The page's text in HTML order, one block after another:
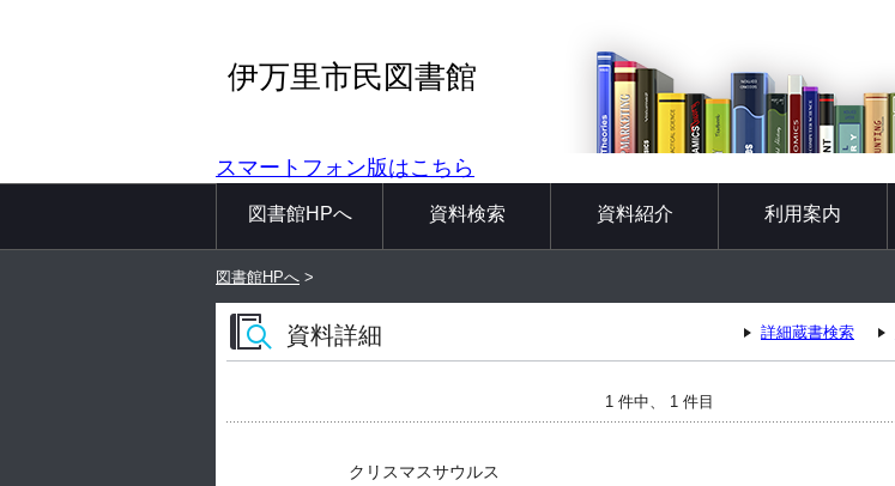
伊万里市民図書館
スマートフォン版はこちら
図書館HPへ 資料検索 資料紹介 利用案内
図書館HPへ >
資料詳細 詳細蔵書検索
1 件中、 1 件目
クリスマスサウルス